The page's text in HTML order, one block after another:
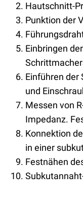
Hautschnitt-
Punktion der
Einbringen
Einführen der
und
Messen von
Impedanz.
Konnektion
in einer
Festnähen